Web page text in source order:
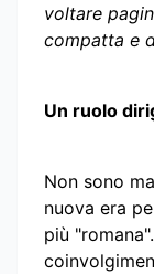
voltare
compatta e
Un ruolo
Non sono
nuova era
più